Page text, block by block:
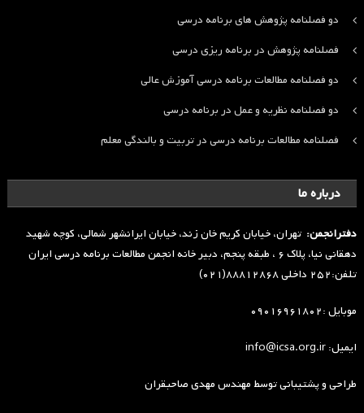
دو فصلنامه پژوهش های برنامه درسی
فصلنامه پژوهش در برنامه ریزی درسی
دو فصلنامه مطالعات برنامه درسی آموزش عالی
دو فصلنامه نظریه و عمل در برنامه درسی
فصلنامه مطالعات برنامه درسی در تربیت و بالندگی معلم
درباره ما
دفترانجمن: تهران، خیابان کریم خان زند، خیابان ایرانشهر شمالی، کوچه شهید
دهقانی نیا، پلاک ۶ ، طبقه پنجم، دبیر خانه انجمن مطالعات برنامه درسی ایران
تلفن:۲۵۲ داخلی ۸۸۸۱۲۸۶۸(۰۲۱)
موبایل :۰۹۰۱۶۹۶۱۸۰۲
ایمیل: info@icsa.org.ir
طراحی و پشتیبانی توسطمهندس مهدی صاحبقران